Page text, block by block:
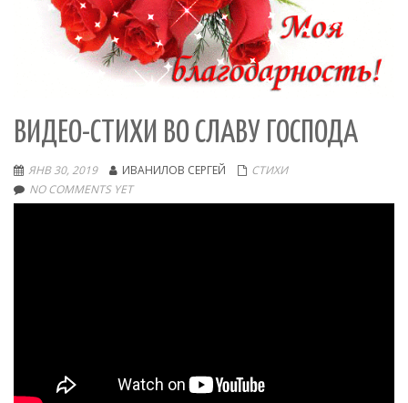
ВИДЕО-СТИХИ ВО СЛАВУ ГОСПОДА
ЯНВ 30, 2019 ИВАНИЛОВ СЕРГЕЙ
СТИХИ
NO COMMENTS YET